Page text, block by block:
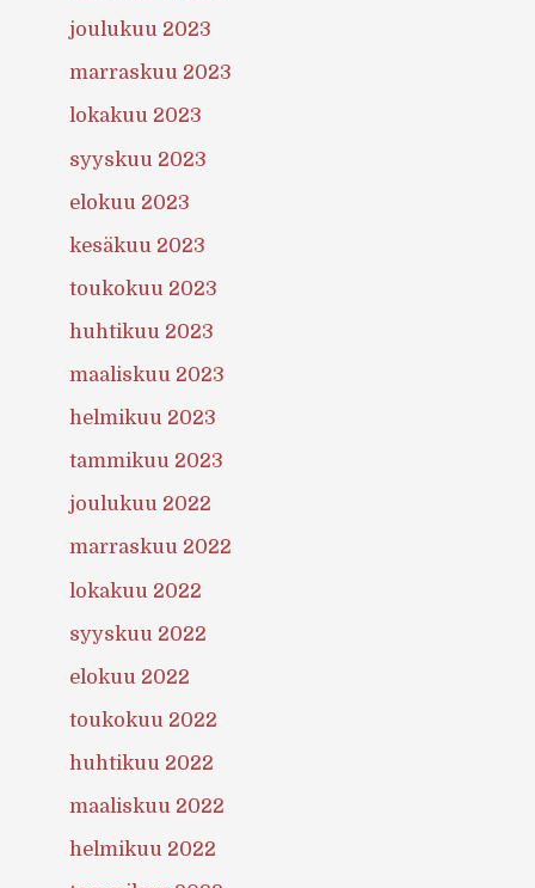
joulukuu 2023
marraskuu 2023
lokakuu 2023
syyskuu 2023
elokuu 2023
kesäkuu 2023
toukokuu 2023
huhtikuu 2023
maaliskuu 2023
helmikuu 2023
tammikuu 2023
joulukuu 2022
marraskuu 2022
lokakuu 2022
syyskuu 2022
elokuu 2022
toukokuu 2022
huhtikuu 2022
maaliskuu 2022
helmikuu 2022